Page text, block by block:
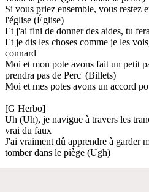
Si vous priez ensemble, vous restez
l'église (Église)
Et j'ai fini de donner des aides, tu
Et je dis les choses comme je les
connard
Moi et mon pote avons fait un petit
prendra pas de Perc' (Billets)
Moi et mes potes avons un accord
[G Herbo]
Uh (Uh), je navigue à travers les
vrai du faux
J'ai vraiment dû apprendre à garder
tomber dans le piège (Ugh)